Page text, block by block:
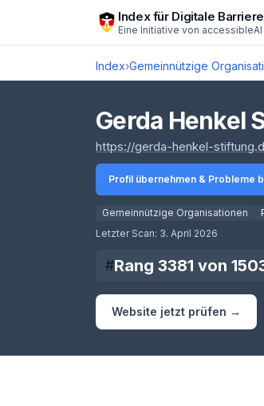
Zum Hauptinhalt springen
Index für Digitale
Eine Initiative von accessibleAI
Index›Gemeinnützige
Score lädt
Gerda Henkel
https://gerda-henkel-
Profil übernehmen & Probleme
Gemeinnützige Organisationen
Letzter Scan: 3. April 2026
#Rang 3381 von
Website jetzt prüfen →